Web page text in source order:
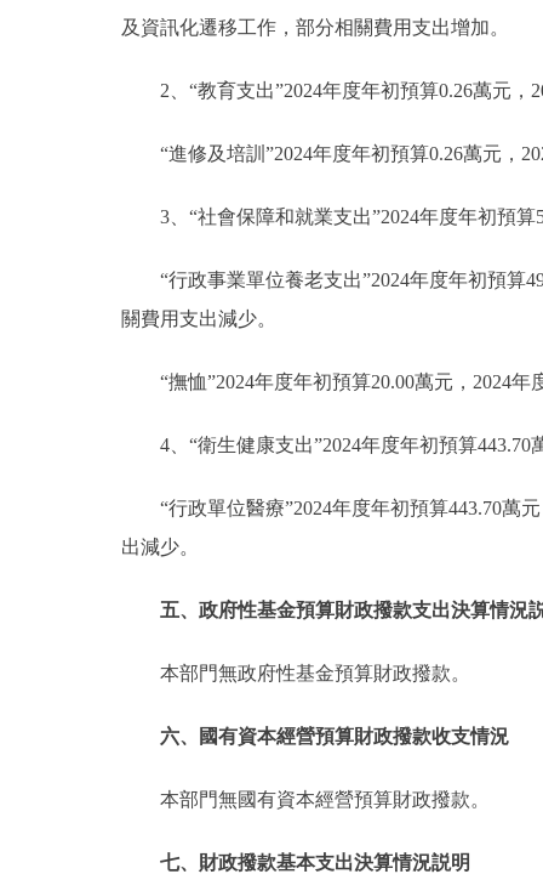
及資訊化遷移工作，部分相關費用支出增加。
2、“教育支出”2024年度年初預算0.26萬元
“進修及培訓”2024年度年初預算0.26萬元，
3、“社會保障和就業支出”2024年度年初預
“行政事業單位養老支出”2024年度年初預算
關費用支出減少。
“撫恤”2024年度年初預算20.00萬元，2024
4、“衛生健康支出”2024年度年初預算
“行政單位醫療”2024年度年初預算443.70萬
出減少。
五、政府性基金預算財政撥款支出決算情況
本部門無政府性基金預算財政撥款。
六、國有資本經營預算財政撥款收支情況
本部門無國有資本經營預算財政撥款。
七、財政撥款基本支出決算情況説明